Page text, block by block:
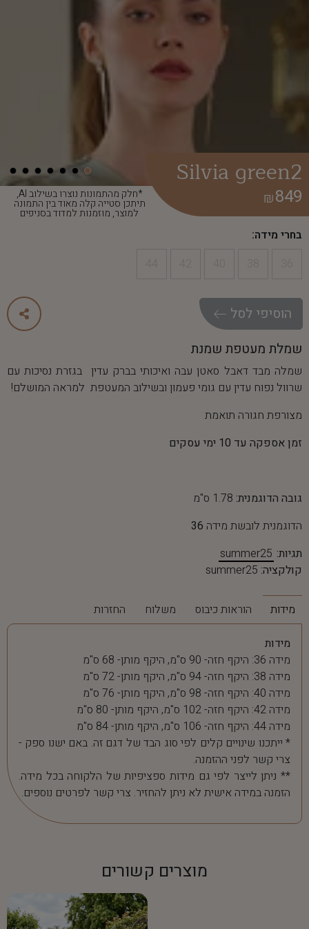
*חלק מהתמונות נוצרו בשילוב AI,
תיתכן סטייה קלה מאוד בין התמונה
למוצר, מוזמנות למדוד בסניפים
Silvia green2
849
₪
בחרי מידה:
הוסיפי לסל
שמלת מעטפת שמנת
שמלה מבד דאבל סאטן עבה ואיכותי בברק עדין בגזרת נסיכות עם
שרוול נפוח עדין עם גומי פעמון ובשילוב המעטפת למראה המושלם!
מצורפת חגורה תואמת
זמן אספקה עד 10 ימי עסקים
גובה הדוגמנית: 1.78 ס"מ
הדוגמנית לובשת מידה 36
תגיות: summer25
קולקציה: summer25
מידות הוראות כיבוס משלוח החזרות
מידות
מידה 36: היקף חזה- 90 ס"מ, היקף מותן- 68 ס"מ
מידה 38: היקף חזה- 94 ס"מ, היקף מותן- 72 ס"מ
מידה 40: היקף חזה- 98 ס"מ, היקף מותן- 76 ס"מ
מידה 42: היקף חזה- 102 ס"מ, היקף מותן- 80 ס"מ
מידה 44: היקף חזה- 106 ס"מ, היקף מותן- 84 ס"מ
* ייתכנו שינויים קלים לפי סוג הבד של דגם זה. באם ישנו ספק -
צרי קשר לפני ההזמנה.
** ניתן לייצר לפי גם מידות ספציפיות של הלקוחה בכל מידה.
הזמנה במידה אישית לא ניתן להחזיר. צרי קשר לפרטים נוספים.
מוצרים קשורים